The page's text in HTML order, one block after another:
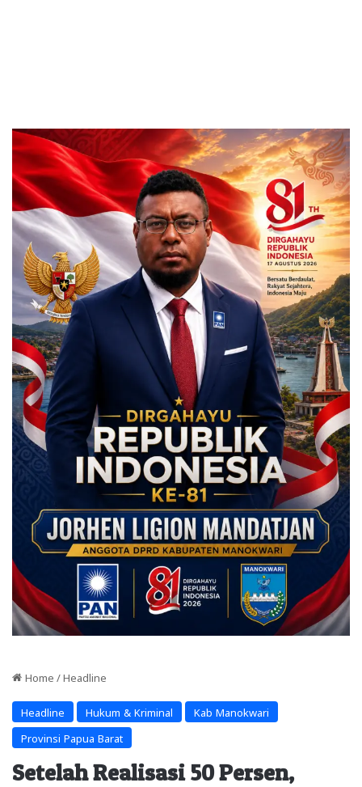
Home / Headline
Headline Hukum & Kriminal Kab Manokwari
Provinsi Papua Barat
Setelah Realisasi 50 Persen,